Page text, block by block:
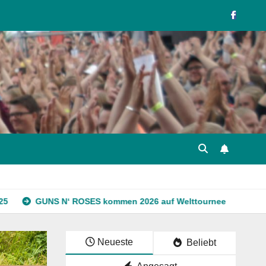
ROSES kommen 2026 auf Welttournee Hubschrauber
Neueste Beliebt